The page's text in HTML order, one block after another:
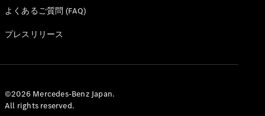
認定中古車
検索
よくあるご質問 (FAQ)
プレスリリース
©2026 Mercedes-Benz Japan.
All rights reserved.